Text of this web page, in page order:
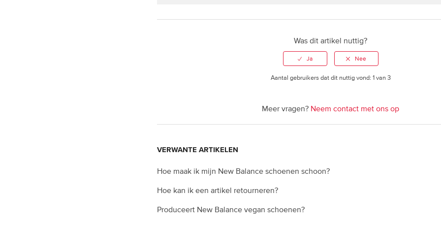
Was dit artikel nuttig?
Aantal gebruikers dat dit nuttig vond: 1 van 3
Meer vragen? Neem contact met ons op
VERWANTE ARTIKELEN
Hoe maak ik mijn New Balance schoenen schoon?
Hoe kan ik een artikel retourneren?
Produceert New Balance vegan schoenen?